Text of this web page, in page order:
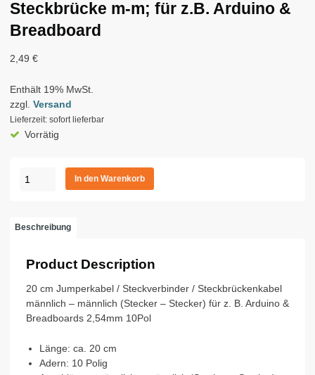
Steckbrücke m-m; für z.B. Arduino &
Breadboard
2,49 €
Enthält 19% MwSt.
zzgl. Versand
Lieferzeit: sofort lieferbar
Vorrätig
20cm
Jumperkabel
Kabel
Steckbrücke
m;
für
z.B.
Breadboard
In den Warenkorb
Beschreibung
Product Description
20 cm Jumperkabel / Steckverbinder / Steckbrückenkabel
männlich – männlich (Stecker – Stecker) für z. B. Arduino &
Breadboards 2,54mm 10Pol
Länge: ca. 20 cm
Adern: 10 Polig